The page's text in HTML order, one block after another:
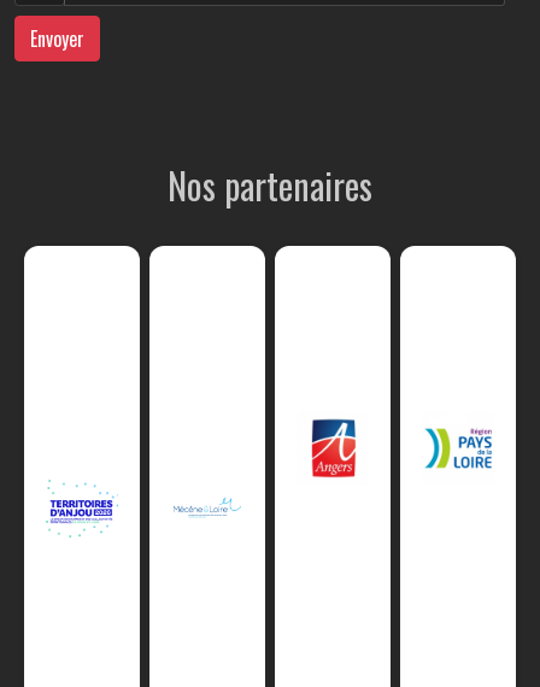
Envoyer
Nos partenaires